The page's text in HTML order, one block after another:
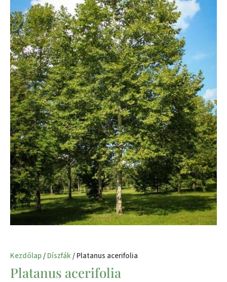
Kezdőlap/Díszfák/ Platanus acerifolia
Platanus acerifolia